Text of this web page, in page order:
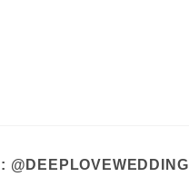
@DEEPLOVEWEDDING